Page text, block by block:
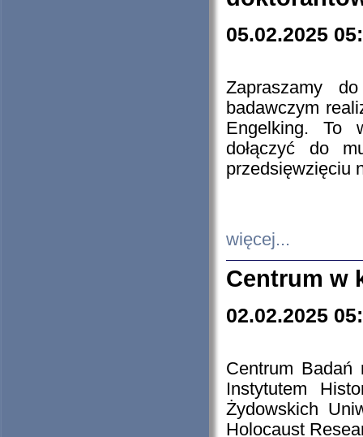
05.02.2025
Zapraszamy
badawczym
Engelking. To
dołączyć do
przedsięwzięciu
więcej...
Centrum w
02.02.2025
Centrum Badań
Instytutem
Żydowskich
Holocaust